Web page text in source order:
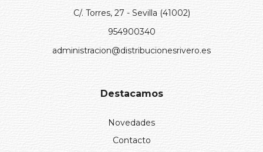
C/. Torres, 27 - Sevilla (41002)
954900340
administracion@distribucionesrivero.es
Destacamos
Novedades
Contacto